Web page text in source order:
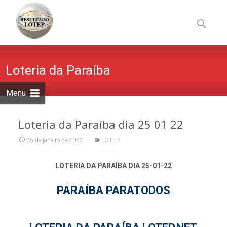
Menu
to
content
por:
Loteria da Paraíba
Loteria da Paraíba dia 25 01 22
25 de janeiro de 2022 LOTEP
LOTERIA DA PARAÍBA DIA 25-01-22
PARAÍBA PARATODOS